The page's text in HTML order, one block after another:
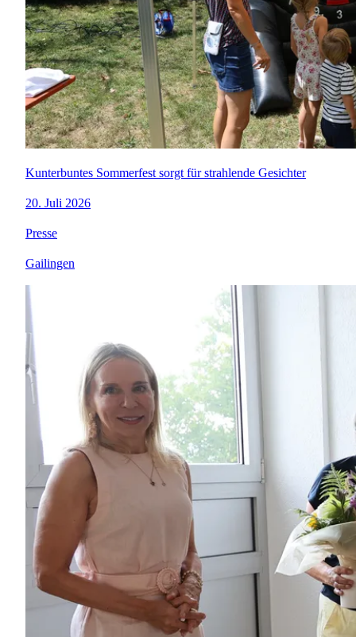
Kunterbuntes Sommerfest sorgt für strahlende Gesichter
20. Juli 2026
Presse
Gailingen